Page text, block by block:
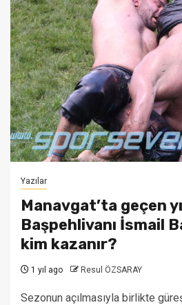
Yazılar
Manavgat’ta geçen
Başpehlivanı İsmail
kim kazanır?
1 yıl ago Resul ÖZSARAY
Sezonun açılmasıyla birlikte